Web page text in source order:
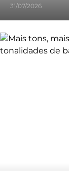
31/07/2026